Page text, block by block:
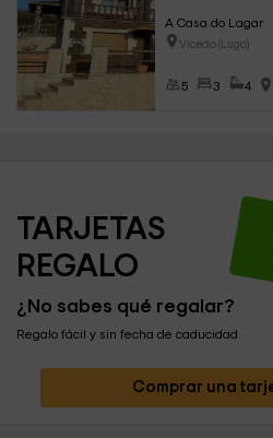
A Casa do Lagar
Vicedo (Lugo)
5 3 4
TARJETAS
REGALO
¿No sabes qué regalar?
Regalo fácil y sin fecha de caducidad
Comprar una